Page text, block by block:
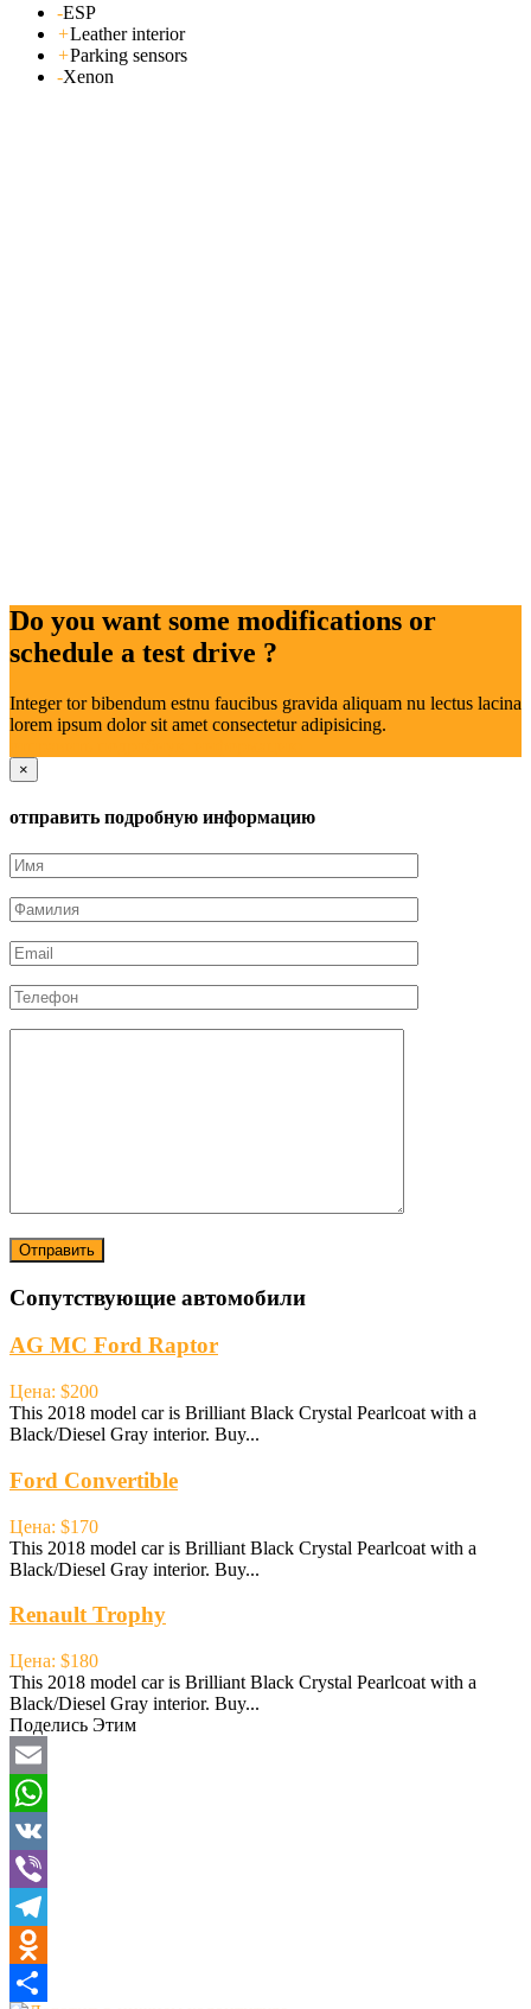
-ESP
+Leather interior
+Parking sensors
-Xenon
Do you want some modifications or
schedule a test drive ?
Integer tor bibendum estnu faucibus gravida aliquam nu lectus lacina
lorem ipsum dolor sit amet consectetur adipisicing.
×
отправить подробную информацию
Сопутствующие автомобили
AG MC Ford Raptor
Цена: $200
This 2018 model car is Brilliant Black Crystal Pearlcoat with a
Black/Diesel Gray interior. Buy...
Ford Convertible
Цена: $170
This 2018 model car is Brilliant Black Crystal Pearlcoat with a
Black/Diesel Gray interior. Buy...
Renault Trophy
Цена: $180
This 2018 model car is Brilliant Black Crystal Pearlcoat with a
Black/Diesel Gray interior. Buy...
Поделись Этим
Email
WhatsApp
VK
Viber
Telegram
Odnoklassniki